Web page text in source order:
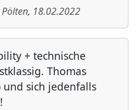
Pölten, 18.02.2022
+ technische
Thomas
und sich jedenfalls